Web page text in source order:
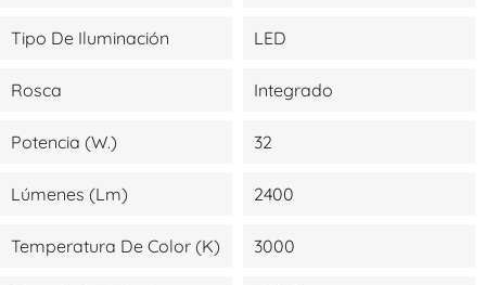
Tipo De Iluminación LED
Rosca Integrado
Potencia (W.) 32
Lúmenes (lm) 2400
Temperatura De Color (K) 3000